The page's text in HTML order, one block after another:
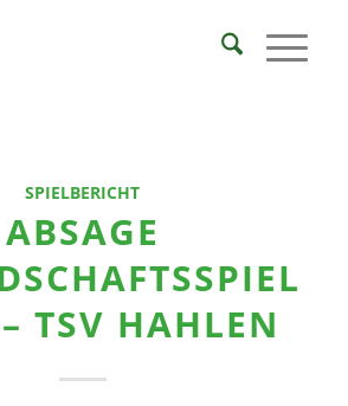
SPIELBERICHT
ABSAGE
TSV HAHLEN